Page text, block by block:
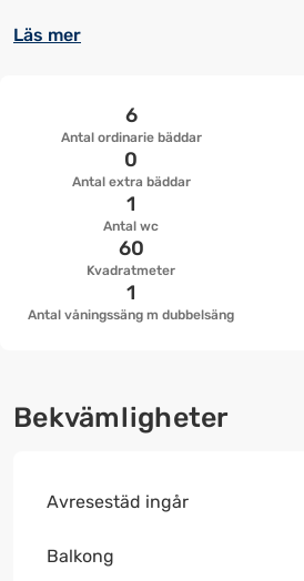
Läs mer
Antal ordinarie bäddar
6
Antal extra bäddar
0
Antal wc
1
Kvadratmeter
60
Antal våningssäng m dubbelsäng
1
Bekvämligheter
Avresestäd ingår
Balkong